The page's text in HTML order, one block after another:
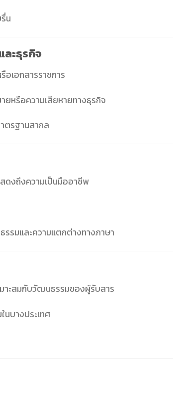
น
ละธุรกิจ
อเอกสารราชการ
หรือความเสียหายทางธุรกิจ
ตรฐานสากล
ดงถึงความเป็นมืออาชีพ
รมและความแตกต่างทางภาษา
าะสมกับวัฒนธรรมของผู้รับสาร
บางประเทศ